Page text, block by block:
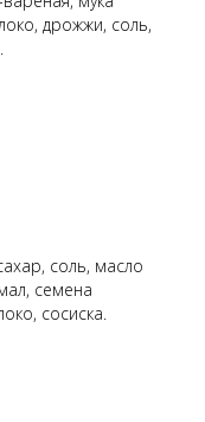
дрожжи, соль,
соль, масло
семена
сосиска.